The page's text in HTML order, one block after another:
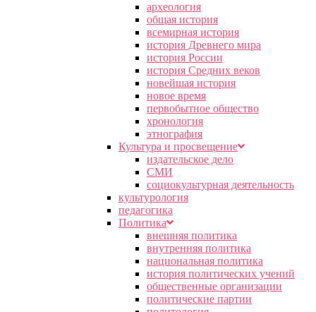
археология
общая история
всемирная история
история Древнего мира
история России
история Средних веков
новейшая история
новое время
первобытное общество
хронология
этнография
Культура и просвещение
издательское дело
СМИ
социокультурная деятельность
культурология
педагогика
Политика
внешняя политика
внутренняя политика
национальная политика
история политических учений
общественные организации
политические партии